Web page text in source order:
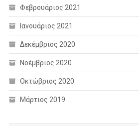
Φεβρουάριος 2021
Ιανουάριος 2021
Δεκέμβριος 2020
Νοέμβριος 2020
Οκτώβριος 2020
Μάρτιος 2019